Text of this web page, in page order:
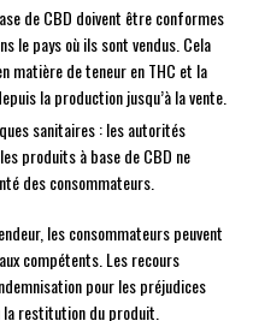
de CBD doivent être conformes
le pays où ils sont vendus. Cela
matière de teneur en THC et la
la production jusqu’à la vente.
sanitaires : les autorités
produits à base de CBD ne
des consommateurs.
les consommateurs peuvent
compétents. Les recours
pour les préjudices
la restitution du produit.